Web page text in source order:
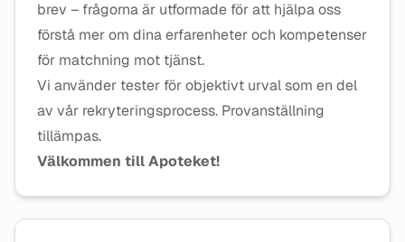
brev – frågorna är utformade för att hjälpa oss
förstå mer om dina erfarenheter och kompetenser
för matchning mot tjänst.
Vi använder tester för objektivt urval som en del
av vår rekryteringsprocess. Provanställning
tillämpas.
Välkommen till Apoteket!